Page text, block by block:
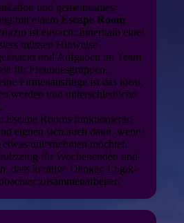
und gemeinsames
mit einem Escape Room
ist einfach: Innerhalb eines
müssen Hinweise
und Aufgaben im Team
für Freundesgruppen,
Firmenausflüge ist das ideal,
werden und unterschiedliche
Escape Rooms funktionieren
eignen sich auch dann, wenn
unternehmen möchtet.
für Wochenenden und
dass kreative Denker, Logik-
zusammenarbeiten.